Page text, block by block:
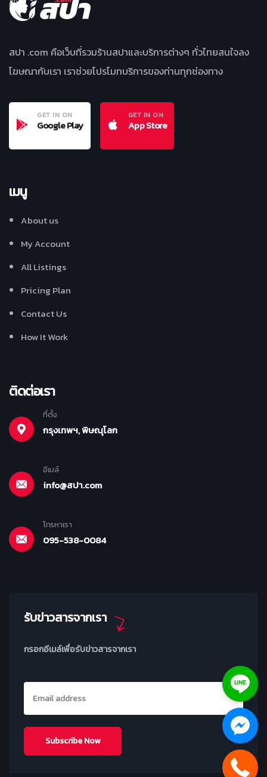
สปา .com คือเว็บที่รวมร้านสปาและบริการต่างๆ ทั่วไทยสนใจลง
โฆษณากับเรา เราช่วยโปรโมทบริการของท่านทุกช่องทาง
GET IN ON
Google Play
GET IN ON
App Store
เมนู
About us
My Account
All Listings
Pricing Plan
Contact Us
How It Work
ติดต่อเรา
ที่ตั้ง
กรุงเทพฯ, พิษณุโลก
อีเมล์
info@สปา.com
โทรหาเรา
095-538-0084
รับข่าวสารจากเรา
กรอกอีเมล์เพื่อรับข่าวสารจากเรา